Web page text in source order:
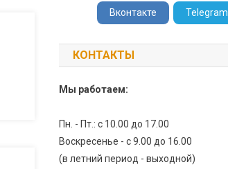
Вконтакте Telegram
КОНТАКТЫ
Мы работаем:
Пн. - Пт.: с 10.00 до 17.00
Воскресенье - с 9.00 до 16.00
(в летний период - выходной)